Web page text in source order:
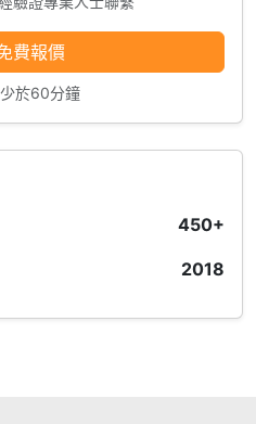
費報價
於60分鐘
450+
2018